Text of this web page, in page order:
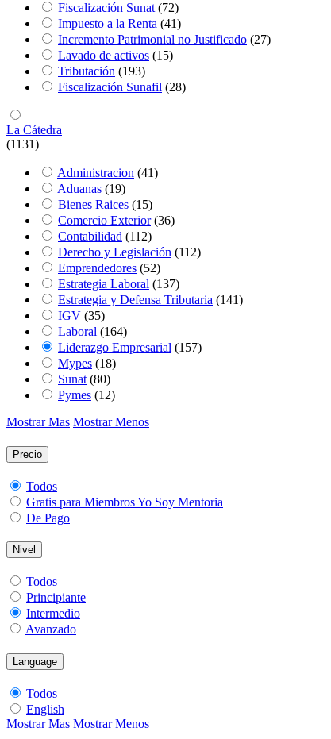
Fiscalización Sunat (72)
Impuesto a la Renta (41)
Incremento Patrimonial no Justificado (27)
Lavado de activos (15)
Tributación (193)
Fiscalización Sunafil (28)
La Cátedra
(1131)
Administracion (41)
Aduanas (19)
Bienes Raices (15)
Comercio Exterior (36)
Contabilidad (112)
Derecho y Legislación (112)
Emprendedores (52)
Estrategia Laboral (137)
Estrategia y Defensa Tributaria (141)
IGV (35)
Laboral (164)
Liderazgo Empresarial (157)
Mypes (18)
Sunat (80)
Pymes (12)
Mostrar Mas Mostrar Menos
Precio
Todos
Gratis para Miembros Yo Soy Mentoria
De Pago
Nivel
Todos
Principiante
Intermedio
Avanzado
Language
Todos
English
Mostrar Mas Mostrar Menos